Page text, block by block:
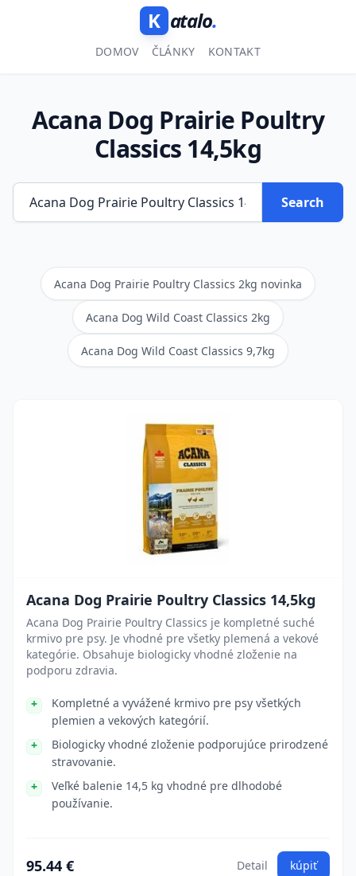
K atalo.
DOMOV ČLÁNKY KONTAKT
Acana Dog Prairie Poultry
Classics 14,5kg
Search
Acana Dog Prairie Poultry Classics 2kg novinka
Acana Dog Wild Coast Classics 2kg
Acana Dog Wild Coast Classics 9,7kg
Acana Dog Prairie Poultry Classics 14,5kg
Acana Dog Prairie Poultry Classics je kompletné suché
krmivo pre psy. Je vhodné pre všetky plemená a vekové
kategórie. Obsahuje biologicky vhodné zloženie na
podporu zdravia.
Kompletné a vyvážené krmivo pre psy všetkých
plemien a vekových kategórií.
Biologicky vhodné zloženie podporujúce prirodzené
stravovanie.
Veľké balenie 14,5 kg vhodné pre dlhodobé
používanie.
95.44 € Detail kúpiť